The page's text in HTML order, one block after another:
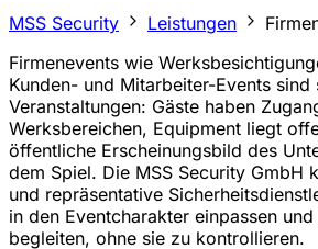
MSS Security
Leistungen
Firmenevents wie
Kunden- und Mitarbeiter-Events sind
Veranstaltungen: Gäste haben
Werksbereichen, Equipment liegt
öffentliche Erscheinungsbild des
dem Spiel. Die MSS Security GmbH
und repräsentative
in den Eventcharakter einpassen und
begleiten, ohne sie zu kontrollieren.